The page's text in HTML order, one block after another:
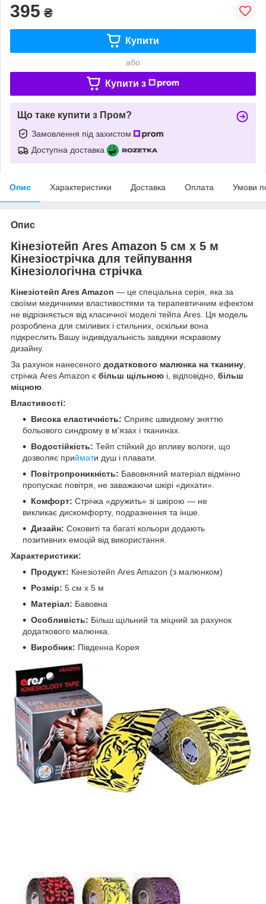
395 ₴
Купити
або
Купити з
Що таке купити з Пром?
Замовлення під захистом
Доступна доставка
Опис Характеристики Доставка Оплата Умови
Опис
Кінезіотейп Ares Amazon 5 см х 5 м
Кінезіострічка для тейпування
Кінезіологічна стрічка
Кінезіотейп Ares Amazon — це спеціальна серія, яка за
своїми медичними властивостями та терапевтичним ефектом
не відрізняється від класичної моделі тейпа Ares. Ця модель
розроблена для сміливих і стильних, оскільки вона
підкреслить Вашу індивідуальність завдяки яскравому
дизайну.
За рахунок нанесеного додаткового малюнка на тканину,
стрічка Ares Amazon є більш щільною і, відповідно, більш
міцною.
Властивості:
Висока еластичність: Сприяє швидкому зняттю
больового синдрому в м'язах і тканинах.
Водостійкість: Тейп стійкий до впливу вологи, що
дозволяє приймати душ і плавати.
Повітропроникність: Бавовняний матеріал відмінно
пропускає повітря, не заважаючи шкірі «дихати».
Комфорт: Стрічка «дружить» зі шкірою — не
викликає дискомфорту, подразнення та інше.
Дизайн: Соковиті та багаті кольори додають
позитивних емоцій від використання.
Характеристики:
Продукт: Кінезіотейп Ares Amazon (з малюнком)
Розмір: 5 см х 5 м
Матеріал: Бавовна
Особливість: Більш щільний та міцний за рахунок
додаткового малюнка.
Виробник: Південна Корея